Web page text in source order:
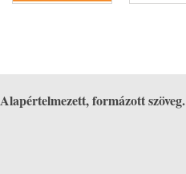
Alapértelmezett, formázott szöveg.